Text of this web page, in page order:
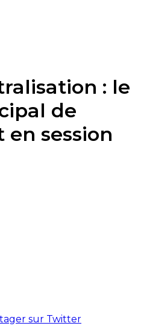
: le
de
en session
sur Twitter